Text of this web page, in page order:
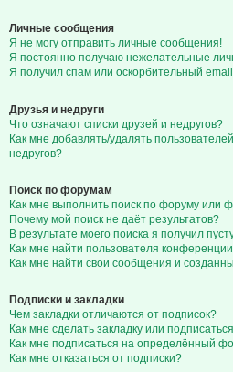
Личные сообщения
Я не могу отправить личные сообщения!
Я постоянно получаю нежелательные
Я получил спам или оскорбительный
Друзья и недруги
Что означают списки друзей и недругов?
Как мне добавлять/удалять
недругов?
Поиск по форумам
Как мне выполнить поиск по форуму или
Почему мой поиск не даёт результатов?
В результате моего поиска я получил
Как мне найти пользователя
Как мне найти свои сообщения и
Подписки и закладки
Чем закладки отличаются от подписок?
Как мне сделать закладку или
Как мне подписаться на определённый
Как мне отказаться от подписки?